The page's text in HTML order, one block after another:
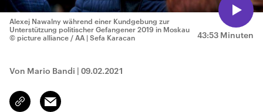
43:53 Minuten
Alexej Nawalny während einer Kundgebung zur
Unterstützung politischer Gefangener 2019 in Moskau
© picture alliance / AA | Sefa Karacan
Von Mario Bandi | 09.02.2021
Link
kopieren/teilen
Email